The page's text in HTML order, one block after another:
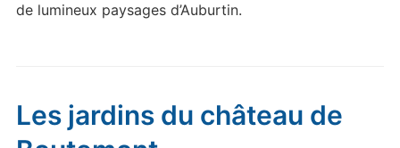
de lumineux paysages d’Auburtin.
Les jardins du château de